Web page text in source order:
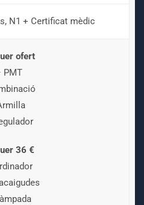
N1 + Certificat mèdic
ofert
PMT
36 €